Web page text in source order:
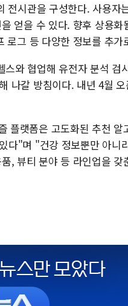
전시관을 구성한다. 사용자
얻을 수 있다. 향후 상용
로그 등 다양한 정보를 추가
와 협업해 유전자 분석
나갈 방침이다. 내년 4월
플랫폼은 고도화된 추천
다"며 "건강 정보뿐만 아니
, 뷰티 분야 등 라인업을